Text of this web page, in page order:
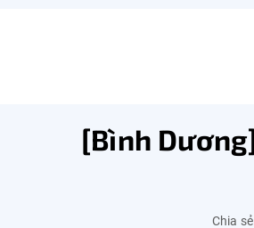
[Bình
Chia